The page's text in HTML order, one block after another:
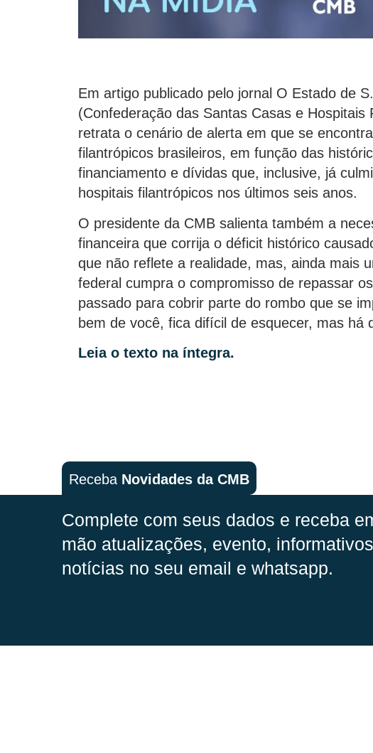
Em artigo publicado pelo jornal O Estado de
(Confederação das Santas Casas e Hospitais
retrata o cenário de alerta em que se
filantrópicos brasileiros, em função das
financiamento e dívidas que, inclusive, já
hospitais filantrópicos nos últimos seis anos.
O presidente da CMB salienta também a
financeira que corrija o déficit histórico
que não reflete a realidade, mas, ainda mais
federal cumpra o compromisso de repassar
passado para cobrir parte do rombo que se
bem de você, fica difícil de esquecer, mas há
Leia o texto na íntegra.
Receba Novidades da CMB
Complete com seus dados e receba
mão atualizações, evento,
notícias no seu email e whatsapp.